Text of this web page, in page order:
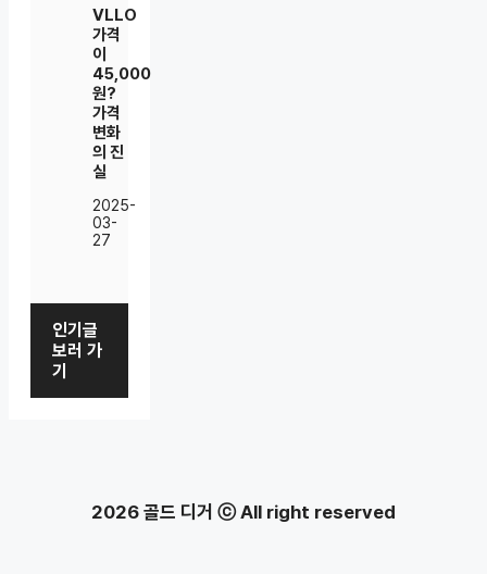
VLLO
가격
이
45,000
원?
가격
변화
의 진
실
2025-
03-
27
인기글
보러 가
기
2026 골드 디거 ⓒ All right reserved